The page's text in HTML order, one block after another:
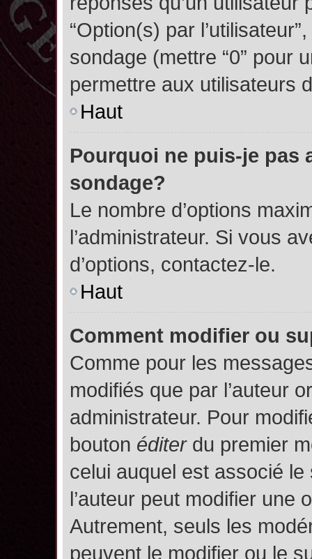
“Option(s) par
sondage (mettre “0” pour
permettre aux utilisateurs
Haut
Pourquoi ne puis-je pas
sondage?
Le nombre d’options
l’administrateur. Si vous
d’options, contactez-le.
Haut
Comment modifier ou
Comme pour les
modifiés que par l’auteur
administrateur. Pour
bouton éditerdu premier
celui auquel est associé le
l’auteur peut modifier une
Autrement, seuls les
peuvent le modifier ou le